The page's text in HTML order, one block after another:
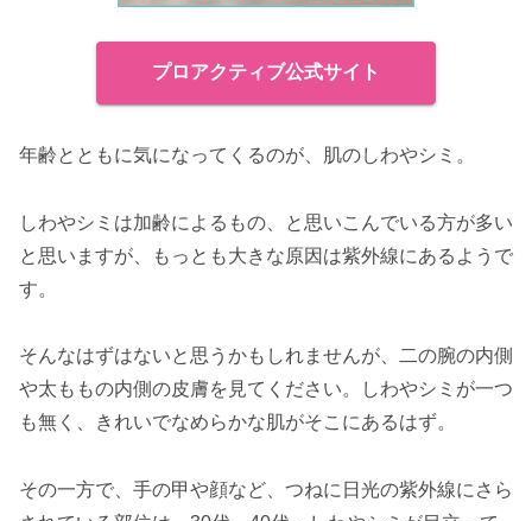
プロアクティブ公式サイト
年齢とともに気になってくるのが、肌のしわやシミ。
しわやシミは加齢によるもの、と思いこんでいる方が多い
と思いますが、もっとも大きな原因は紫外線にあるようで
す。
そんなはずはないと思うかもしれませんが、二の腕の内側
や太ももの内側の皮膚を見てください。しわやシミが一つ
も無く、きれいでなめらかな肌がそこにあるはず。
その一方で、手の甲や顔など、つねに日光の紫外線にさら